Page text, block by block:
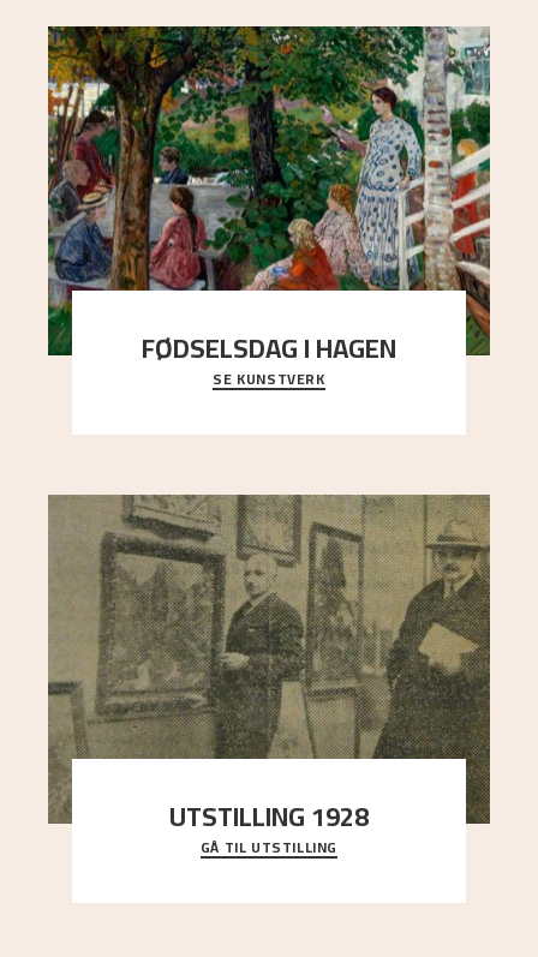
FØDSELSDAG I HAGEN
En gruppe mennesker er samlet under de store
trekronene i prestegårdshagen...
SE KUNSTVERK
UTSTILLING 1928
Då Astrup døydde i 1928, tok vennene Moritz
Kaland og Simon Thorbjørnsen initiativ til å
GÅ TIL UTSTILLING